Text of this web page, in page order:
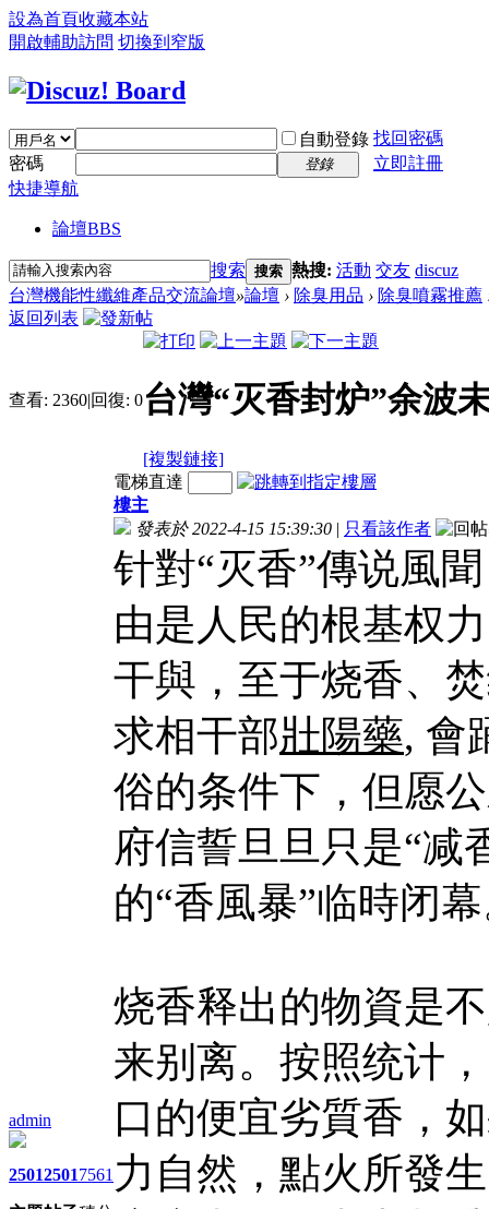
設為首頁收藏本站
開啟輔助訪問 切換到窄版
自動登錄 找回密碼
密碼
登錄
立即註冊
快捷導航
論壇BBS
搜索 搜索 熱搜: 活動 交友 discuz
台灣機能性纖維產品交流論壇»論壇 › 除臭用品 › 除臭噴霧推薦
返回列表
查看: 2360|回復: 0台灣“灭香封炉”余波
[複製鏈接]
admin
250125017561
電梯直達
樓主
發表於 2022-4-15 15:39:30 | 只看該作者
针對“灭香”傳说風
由是人民的根基权
干與，至于烧香、
求相干部壯陽藥, 會
俗的条件下，但愿
府信誓旦旦只是“减
的“香風暴”临時闭
烧香释出的物資是
来别离。按照统计
口的便宜劣質香，
力自然，點火所發